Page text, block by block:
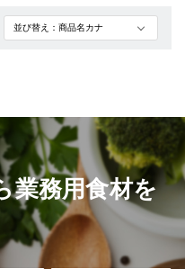
業務用食材を